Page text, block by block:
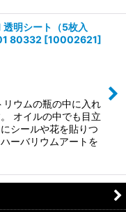
透明シート（5枚入
80332 [10002621]
ウムの瓶の中に入れ
オイルの中でも目立
シールや花を貼りつ
ーバリウムアートを